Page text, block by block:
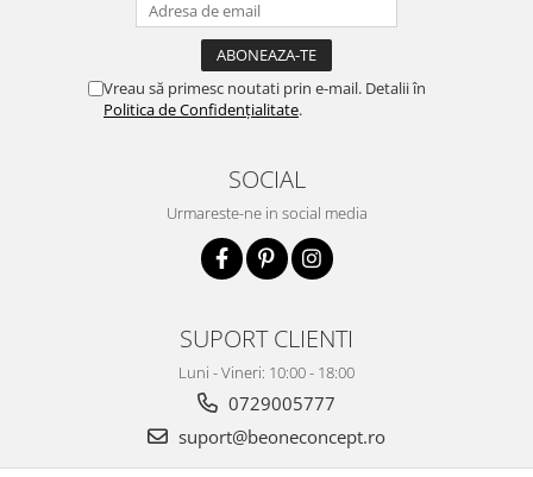
Vreau să primesc noutati prin e-mail. Detalii în
Politica de Confidențialitate.
SOCIAL
Urmareste-ne in social media
SUPORT CLIENTI
Luni - Vineri: 10:00 - 18:00
0729005777
suport@beoneconcept.ro